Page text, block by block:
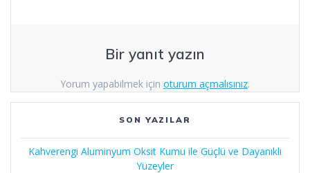
Bir yanıt yazın
Yorum yapabilmek için oturum açmalısınız.
SON YAZILAR
Kahverengi Aluminyum Oksit Kumu ile Güçlü ve Dayanıklı
Yüzeyler